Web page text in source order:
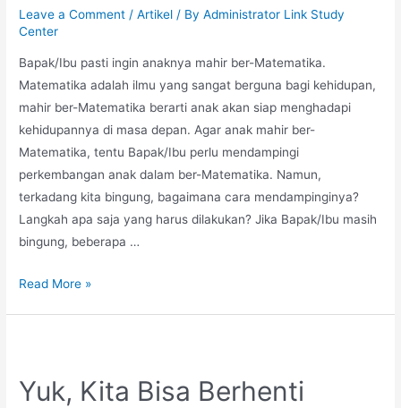
Leave a Comment /Artikel / ByAdministrator Link Study
Center
Bapak/Ibu pasti ingin anaknya mahir ber-Matematika.
Matematika adalah ilmu yang sangat berguna bagi kehidupan,
mahir ber-Matematika berarti anak akan siap menghadapi
kehidupannya di masa depan. Agar anak mahir ber-
Matematika, tentu Bapak/Ibu perlu mendampingi
perkembangan anak dalam ber-Matematika. Namun,
terkadang kita bingung, bagaimana cara mendampinginya?
Langkah apa saja yang harus dilakukan? Jika Bapak/Ibu masih
bingung, beberapa …
Buku
Berikut
Read More »
Yuk, Kita Bisa Berhenti